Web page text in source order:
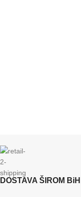
DOSTAVA ŠIROM BiH